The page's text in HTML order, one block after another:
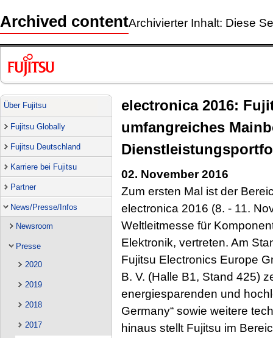
Archived contentArchivierter Inhalt: Diese
Über Fujitsu
Fujitsu Globally
Fujitsu Deutschland
Karriere bei Fujitsu
Partner
News/Presse/Infos
Newsroom
Presse
2020
2019
2018
2017
electronica 2016:
umfangreiches
02. November 2016
Zum ersten Mal ist der
electronica 2016 (8. - 11.
Weltleitmesse für
Elektronik, vertreten. Am
Fujitsu Electronics Europe
B. V. (Halle B1, Stand 425)
energiesparenden und
Germany“ sowie weitere
hinaus stellt Fujitsu im